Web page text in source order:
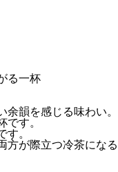
る一杯
韻を感じる味わい。
です。
す。
方が際立つ冷茶になる